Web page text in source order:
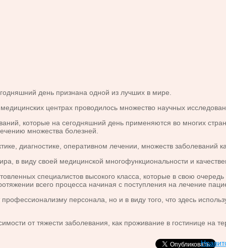
день признана одной из лучших в мире.
центрах проводилось множество научных
которые на сегодняшний день применяются во многих
множества болезней.
диагностике, оперативном лечении, множеств заболеваний
в виду своей медицинской многофункциональности и
специалистов высокого класса, которые в свою
всего процесса начиная с поступления на лечение
персонала, но и в виду того, что здесь
от тяжести заболевания, как проживание в гостинице на